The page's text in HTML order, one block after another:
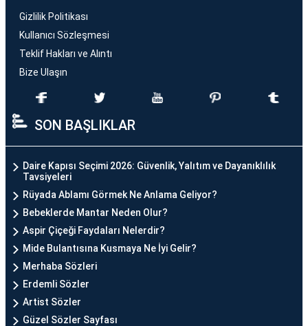
Gizlilik Politikası
Kullanıcı Sözleşmesi
Teklif Hakları ve Alıntı
Bize Ulaşın
SON BAŞLIKLAR
Daire Kapısı Seçimi 2026: Güvenlik, Yalıtım ve Dayanıklılık
Tavsiyeleri
Rüyada Ablamı Görmek Ne Anlama Geliyor?
Bebeklerde Mantar Neden Olur?
Aspir Çiçeği Faydaları Nelerdir?
Mide Bulantısına Kusmaya Ne İyi Gelir?
Merhaba Sözleri
Erdemli Sözler
Artist Sözler
Güzel Sözler Sayfası